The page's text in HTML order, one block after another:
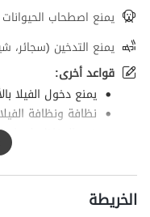
يمنع اصطحاب الحيوانات
يمنع التدخين (سجائر،
قواعد أخرى:
يمنع دخول الفيلا
نظافة ونظافة
في الحفاظ عليها.
تسليمها
إلى هذه المشكلةالخريطة